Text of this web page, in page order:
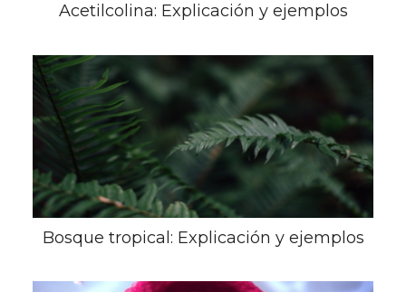
Acetilcolina: Explicación y ejemplos
Bosque tropical: Explicación y ejemplos